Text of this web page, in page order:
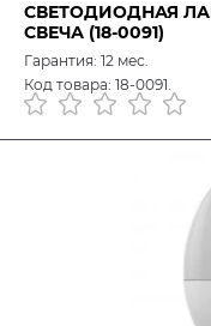
СВЕТОДИОДНАЯ
СВЕЧА (18-0091)
Гарантия: 12 мес.
Код товара: 18-0091.